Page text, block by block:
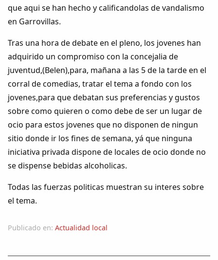
que aqui se han hecho y calificandolas de vandalismo
en Garrovillas.
Tras una hora de debate en el pleno, los jovenes han
adquirido un compromiso con la concejalia de
juventud,(Belen),para, mañana a las 5 de la tarde en el
corral de comedias, tratar el tema a fondo con los
jovenes,para que debatan sus preferencias y gustos
sobre como quieren o como debe de ser un lugar de
ocio para estos jovenes que no disponen de ningun
sitio donde ir los fines de semana, yá que ninguna
iniciativa privada dispone de locales de ocio donde no
se dispense bebidas alcoholicas.
Todas las fuerzas politicas muestran su interes sobre
el tema.
Publicado en: Actualidad local